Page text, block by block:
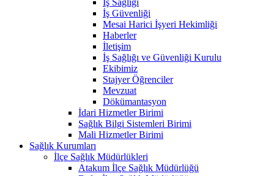
İş Güvenliği
Mesai Harici İşyeri Hekimliği
Haberler
İletişim
İş Sağlığı ve Güvenliği Kurulu
Ekibimiz
Stajyer Öğrenciler
Mevzuat
Dökümantasyon
İdari Hizmetler Birimi
Sağlık Bilgi Sistemleri Birimi
Mali Hizmetler Birimi
Sağlık Kurumları
İlçe Sağlık Müdürlükleri
Atakum İlçe Sağlık Müdürlüğü